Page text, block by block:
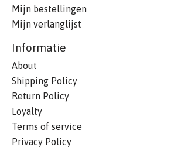
Mijn bestellingen
Mijn verlanglijst
Informatie
About
Shipping Policy
Return Policy
Loyalty
Terms of service
Privacy Policy